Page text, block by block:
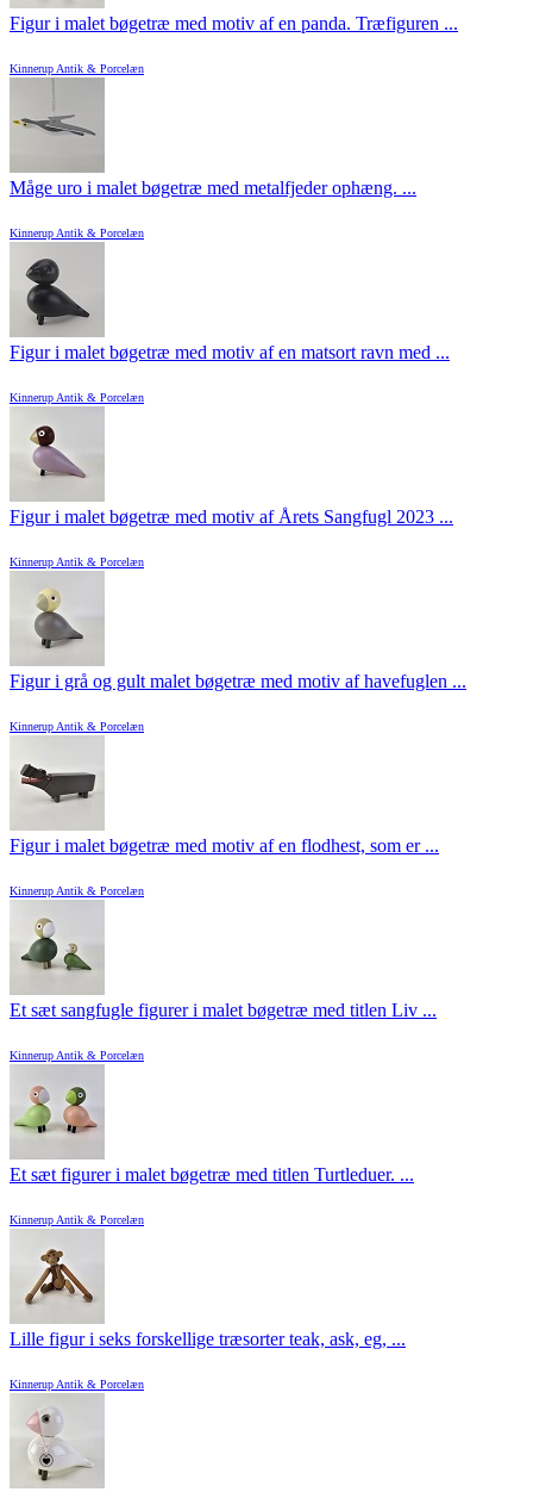
Figur i malet bøgetræ med motiv af en panda. Træfiguren ...
Kinnerup Antik & Porcelæn
Måge uro i malet bøgetræ med metalfjeder ophæng. ...
Kinnerup Antik & Porcelæn
Figur i malet bøgetræ med motiv af en matsort ravn med ...
Kinnerup Antik & Porcelæn
Figur i malet bøgetræ med motiv af Årets Sangfugl 2023 ...
Kinnerup Antik & Porcelæn
Figur i grå og gult malet bøgetræ med motiv af havefuglen ...
Kinnerup Antik & Porcelæn
Figur i malet bøgetræ med motiv af en flodhest, som er ...
Kinnerup Antik & Porcelæn
Et sæt sangfugle figurer i malet bøgetræ med titlen Liv ...
Kinnerup Antik & Porcelæn
Et sæt figurer i malet bøgetræ med titlen Turtleduer. ...
Kinnerup Antik & Porcelæn
Lille figur i seks forskellige træsorter teak, ask, eg, ...
Kinnerup Antik & Porcelæn